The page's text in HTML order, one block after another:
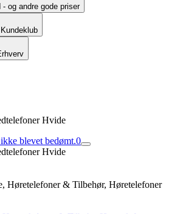
- og andre gode priser
Hvide
blevet bedømt.0
Hvide
Høretelefoner & Tilbehør, Høretelefoner